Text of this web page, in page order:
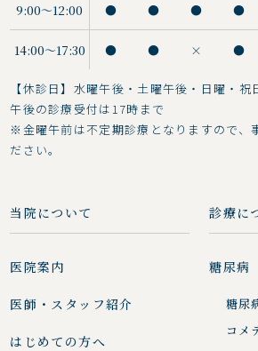
9:00〜12:00 ● ● ● ●
14:00〜17:30 ● ● × ●
【休診日】水曜午後・土曜午後・日曜・祝
午後の診療受付は17時まで
※金曜午前は不定期診療となりますので、
ださい。
当院について
医院案内
医師・スタッフ紹介
はじめての方へ
診療に
糖尿病
糖尿
コメ